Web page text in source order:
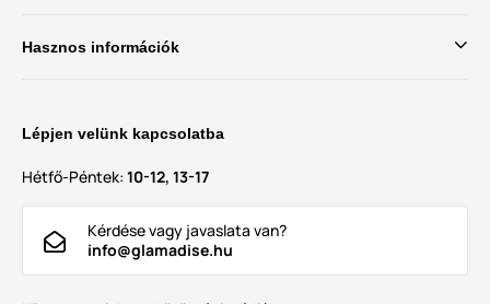
Hasznos információk
Lépjen velünk kapcsolatba
Hétfő-Péntek: 10-12, 13-17
Kérdése vagy javaslata van?
info@glamadise.hu